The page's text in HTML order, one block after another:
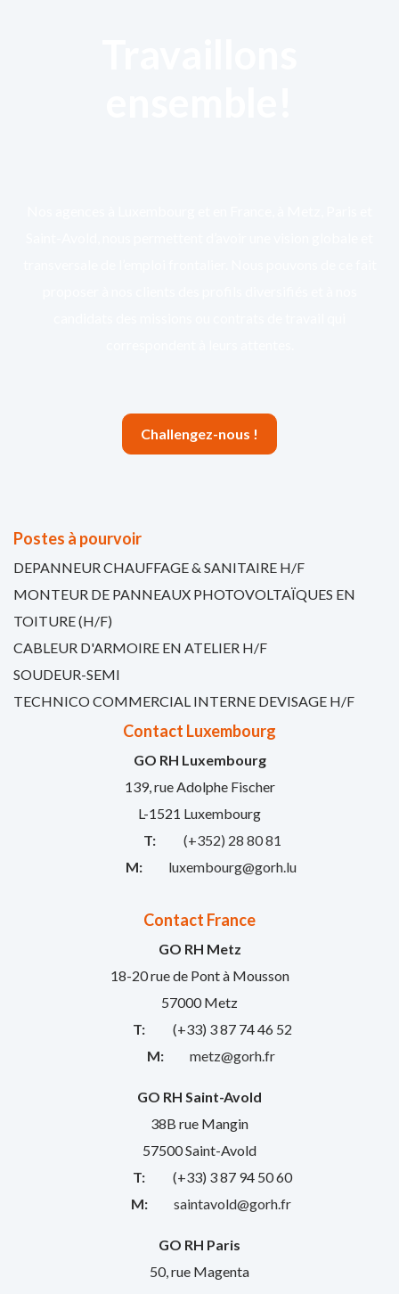
Challengez-nous !
Postes à pourvoir
DEPANNEUR CHAUFFAGE & SANITAIRE H/F
MONTEUR DE PANNEAUX PHOTOVOLTAÏQUES EN
TOITURE (H/F)
CABLEUR D'ARMOIRE EN ATELIER H/F
SOUDEUR-SEMI
TECHNICO COMMERCIAL INTERNE DEVISAGE H/F
Contact Luxembourg
GO RH Luxembourg
139, rue Adolphe Fischer
L-1521 Luxembourg
T:
(+352) 28 80 81
M:
luxembourg@gorh.lu
Contact France
GO RH Metz
18-20 rue de Pont à Mousson
57000 Metz
T:
(+33) 3 87 74 46 52
M:
metz@gorh.fr
GO RH Saint-Avold
38B rue Mangin
57500 Saint-Avold
T:
(+33) 3 87 94 50 60
M:
saintavold@gorh.fr
GO RH Paris
50, rue Magenta